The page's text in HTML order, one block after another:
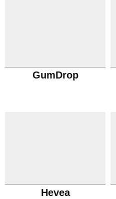
GumDrop
Hevea